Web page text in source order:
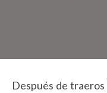
Después de